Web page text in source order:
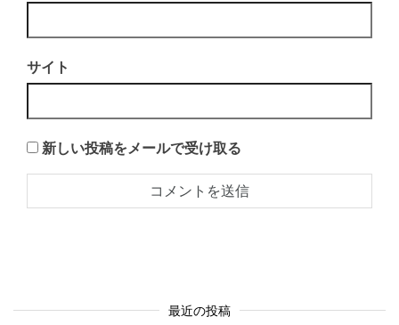
サイト
新しい投稿をメールで受け取る
最近の投稿